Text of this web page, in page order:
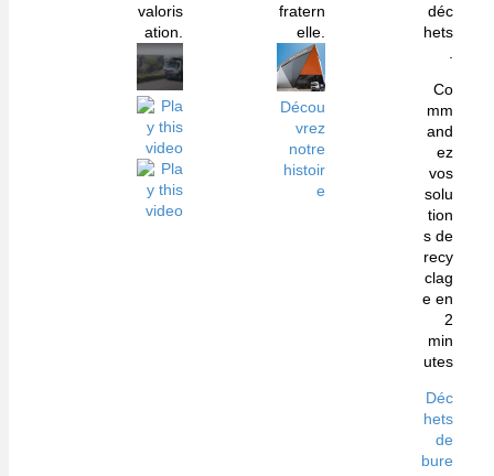
valoris
ation.
fratern
elle.
Décou
vrez
notre
histoir
e
déc
hets
Co
mm
and
ez
vos
solu
tion
s de
recy
clag
e en
2
min
utes
Déc
hets
de
bure